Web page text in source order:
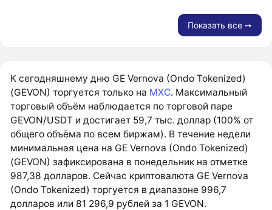
Показать все ➙
К сегодняшнему дню GE Vernova (Ondo Tokenized)
(GEVON) торгуется только на MXC. Максимальный
торговый объём наблюдается по торговой паре
GEVON/USDT и достигает 59,7 тыс. доллар (100% от
общего объёма по всем биржам). В течение недели
минимальная цена на GE Vernova (Ondo Tokenized)
(GEVON) зафиксирована в понедельник на отметке
987,38 долларов. Сейчас криптовалюта GE Vernova
(Ondo Tokenized) торгуется в диапазоне 996,7
долларов или 81 296,9 рублей за 1 GEVON.